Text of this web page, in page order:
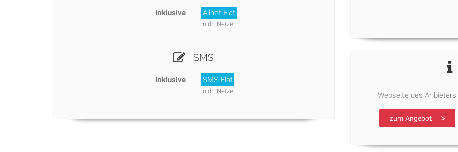
inklusive Allnet Flat
in dt. Netze
SMS
inklusive SMS-Flat
in dt. Netze Webseite des Anbieters
zum Angebot